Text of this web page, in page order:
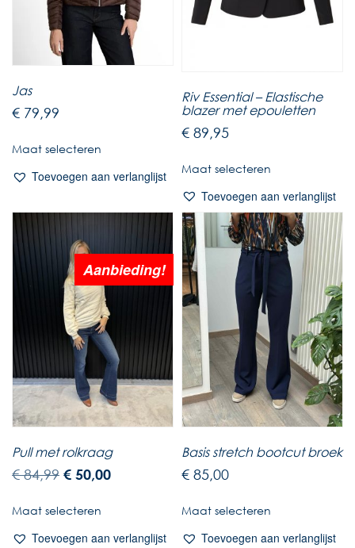
Jas
€ 79,99
Maat selecteren
Toevoegen aan verlanglijst
Riv Essential – Elastische
blazer met epouletten
€ 89,95
Maat selecteren
Toevoegen aan verlanglijst
Aanbieding!
Pull met rolkraag
€84,99 € 50,00
Maat selecteren
Toevoegen aan verlanglijst
Basis stretch bootcut broek
€ 85,00
Maat selecteren
Toevoegen aan verlanglijst